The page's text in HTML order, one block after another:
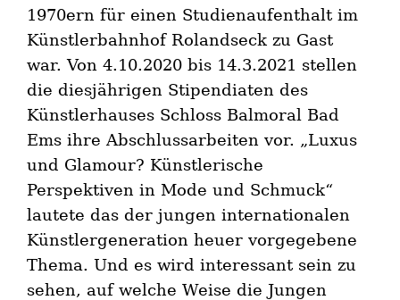
1970ern für einen Studienaufenthalt im
Künstlerbahnhof Rolandseck zu Gast
war. Von 4.10.2020 bis 14.3.2021 stellen
die diesjährigen Stipendiaten des
Künstlerhauses Schloss Balmoral Bad
Ems ihre Abschlussarbeiten vor. „Luxus
und Glamour? Künstlerische
Perspektiven in Mode und Schmuck“
lautete das der jungen internationalen
Künstlergeneration heuer vorgegebene
Thema. Und es wird interessant sein zu
sehen, auf welche Weise die Jungen